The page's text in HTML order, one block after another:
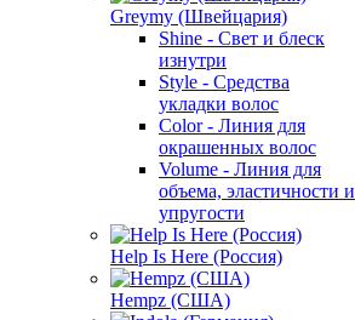
Greymy (Швейцария)
Shine - Свет и блеск
изнутри
Style - Средства
укладки волос
Color - Линия для
окрашенных волос
Volume - Линия для
объема, эластичности и
упругости
Help Is Here (Россия)
Hempz (США)